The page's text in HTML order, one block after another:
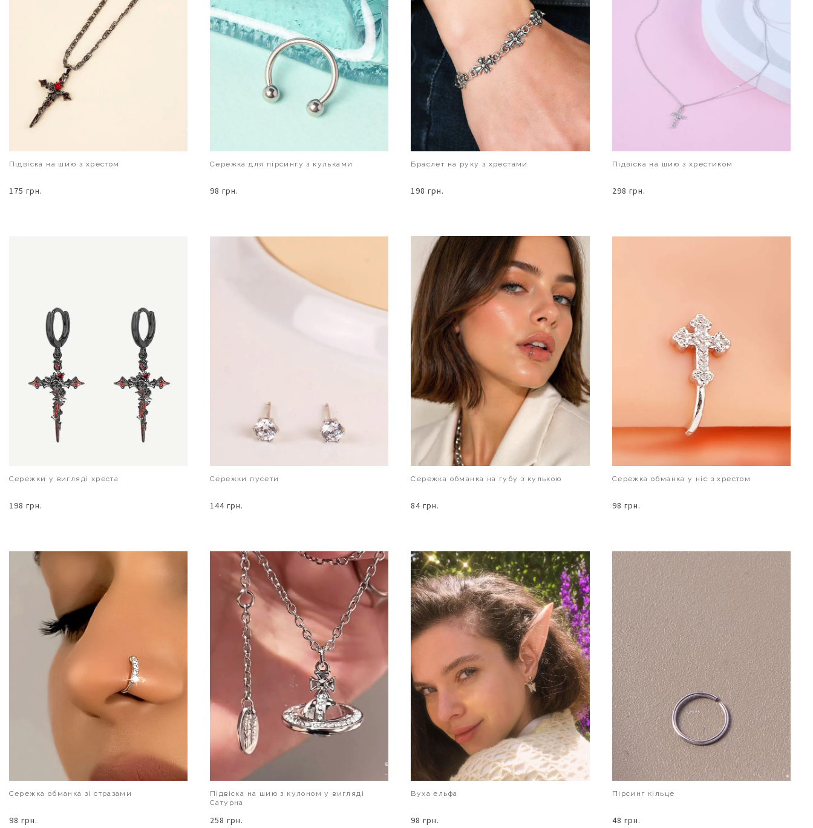
Підвіска на шию з хрестом
175 грн.
Сережка для пірсингу з кульками
98 грн.
Браслет на руку з хрестами
198 грн.
Підвіска на шию з хрестиком
298 грн.
Сережки у вигляді хреста
198 грн.
Сережки пусети
144 грн.
Сережка обманка на губу з кулькою
84 грн.
Сережка обманка у ніс з хрестом
98 грн.
Сережка обманка зі стразами
98 грн.
Підвіска на шию з кулоном у вигляді
Сатурна
258 грн.
Вуха ельфа
98 грн.
Пірсинг кільце
48 грн.